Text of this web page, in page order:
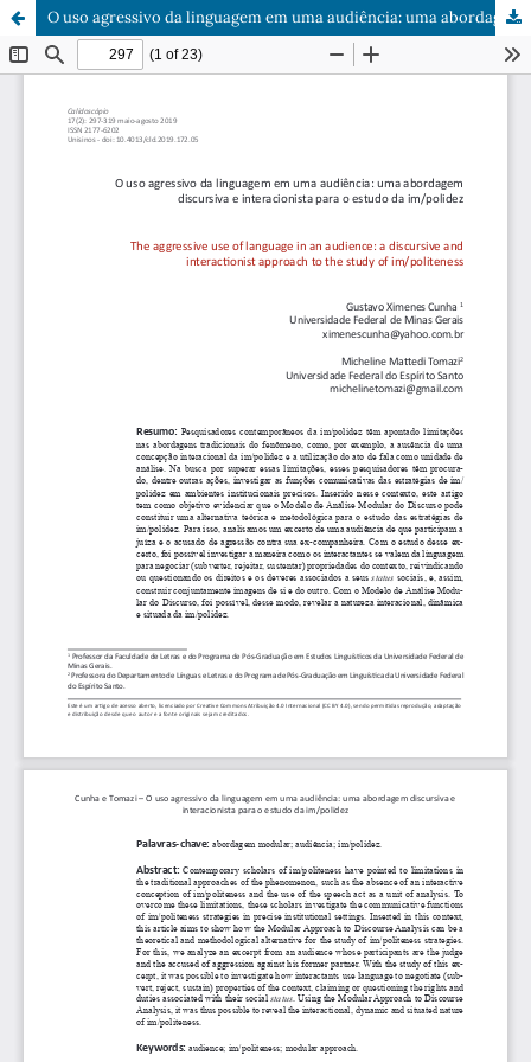
O uso agressivo da linguagem em uma audiência: uma abordagem discursiva e interacionista para o estudo da im/polidez